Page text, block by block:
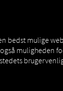
bedst mulige
muligheden